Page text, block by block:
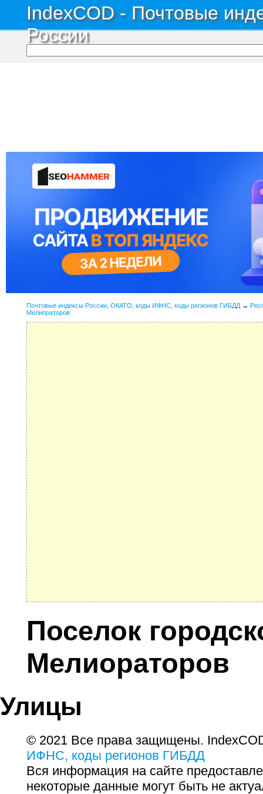
IndexCOD - Почтовые
России
Почтовые индексы России, ОКАТО, коды ИФНС, коды регионов ГИБДД →
Мелиораторов
Поселок
Мелиораторов
Улицы
© 2021 Все права защищены.
ИФНС, коды регионов ГИБДД
Вся информация на сайте
некоторые данные могут быть не